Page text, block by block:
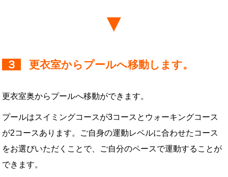
３ 更衣室からプールへ移動します。
更衣室奥からプールへ移動ができます。
プールはスイミングコースが3コースとウォーキングコース
が2コースあります。ご自身の運動レベルに合わせたコース
をお選びいただくことで、ご自分のペースで運動することが
できます。